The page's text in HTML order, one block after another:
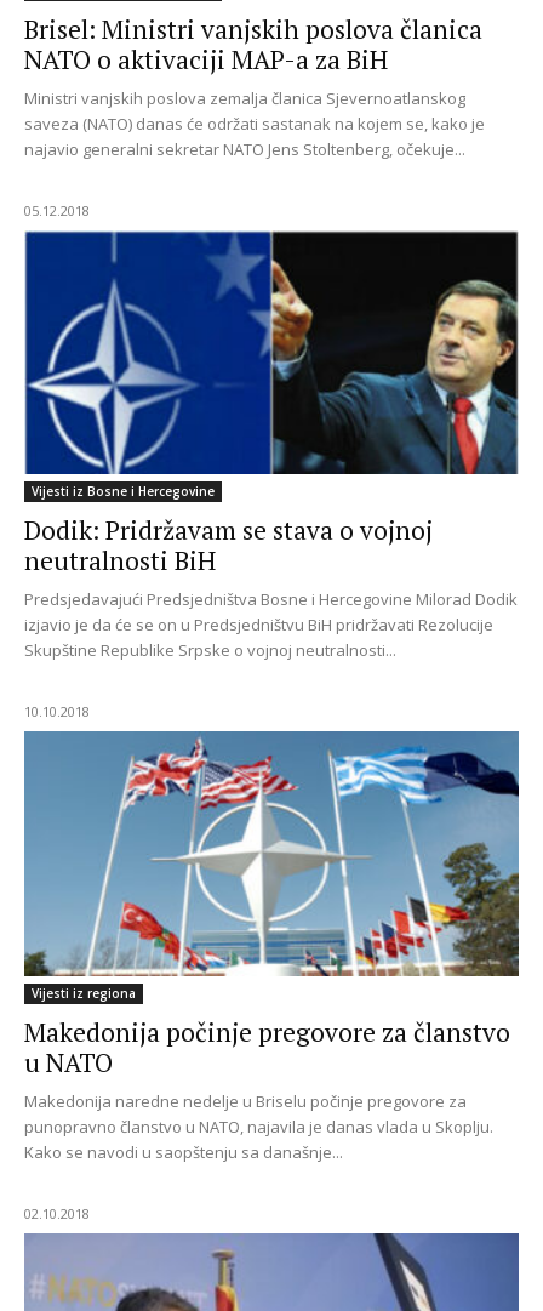
Brisel: Ministri vanjskih poslova članica
NATO o aktivaciji MAP-a za BiH
Ministri vanjskih poslova zemalja članica Sjevernoatlanskog
saveza (NATO) danas će održati sastanak na kojem se, kako je
najavio generalni sekretar NATO Jens Stoltenberg, očekuje...
05.12.2018
Vijesti iz Bosne i Hercegovine
Dodik: Pridržavam se stava o vojnoj
neutralnosti BiH
Predsjedavajući Predsjedništva Bosne i Hercegovine Milorad Dodik
izjavio je da će se on u Predsjedništvu BiH pridržavati Rezolucije
Skupštine Republike Srpske o vojnoj neutralnosti...
10.10.2018
Vijesti iz regiona
Makedonija počinje pregovore za članstvo
u NATO
Makedonija naredne nedelje u Briselu počinje pregovore za
punopravno članstvo u NATO, najavila je danas vlada u Skoplju.
Kako se navodi u saopštenju sa današnje...
02.10.2018